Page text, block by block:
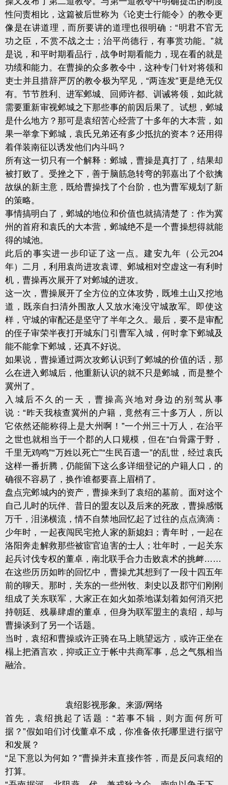
性问责相比，这篇被后世称为《论吏士行能令》的教令更
像是在讲道理，而所要讲的道理也很明确：“明君不官无
功之臣，不赏不战之士；治平尚德行，有事赏功能。”就
是说，和平时期看品行，战争时期看能力，现在看的就是
功绩和能力。在曹操的众多教令中，这种专门针对将领和
吏士并且措辞严厉的教令极为罕见，“两连发”更是绝无仅
有。节节胜利、进军邺城、回师许都、训诫将领，如此就
需要重新审视邺城之下那些事的前因后果了。试想，邺城
是什么地方？那可是袁绍苦心经营了十多年的大本营，如
果一举拿下邺城，袁氏兄弟还有多少抵抗的资本？还用得
着佯装南征以诱发他们内斗吗？
所有这一切只有一个解释：邺城，曹操是真打了，结果却
被打败了。受挫之下，善于脑筋急转弯的郭嘉出了个欲擒
故纵的新主意，既给曹操找了个台阶，也为曹军规划了新
的策略。
事情搞明白了，邺城的地位和价值也就搞清楚了：作为冀
州的首府和袁氏的大本营，邺城绝不是一个曹操想得就能
得的城池。
此后的事实进一步印证了这一点。建安九年（公元204
年）二月，利用袁尚进攻袁谭、邺城相对空虚这一有利时
机，曹操再次展开了对邺城的进攻。
这一次，曹操展开了全方位的立体攻势，既堆土山又挖地
道，既亲自扫清外围敌人又放水淹没守城敌军。即使这
样，守城的审配还是坚守了半年之久。最后，要不是审配
的侄子审荣半夜打开城东门引曹军入城，何时拿下邺城及
能不能拿下邺城，还真不好说。
如果说，曹操通过两次攻邺认识到了邺城的价值的话，那
么在进入邺城后，他重新认识的就不只是邺城，而是整个
冀州了。
入城后不久的一天，曹操高兴地对身边的别驾从事
说：“昨天我核查冀州的户籍，竟然有三十多万人，所以
它依然还能称得上是大州啊！”一个州三十万人，在治平
之世也就相当于一个郡的人口规模，但在“白骨露于野，
千里无鸡鸣”“万姓以死亡”“生民百遗一”的乱世，经过袁氏
这样一番折腾，仍能留下这么多详细登记的户籍人口，的
确很不容易了，换作谁都要喜上眉梢了。
盘点完邺城内的资产，曹操来到了袁绍的墓前。面对这个
自己儿时的玩伴、昔日的盟友以及后来的死敌，曹操感慨
万千，泪涕横流，情不自禁地回忆起了过往的点点滴滴：
少年时，一起夜闯民宅抢人家的新媳妇；青年时，一起在
洛阳奔走解救那些被宦官迫害的士人；壮年时，一起关东
起兵讨伐专权的董卓，南北联手合力击败袁术的挑衅……
在这些历历如昨的回忆中，曹操尤其想到了一段十四五年
前的聊天。那时，关东的一些州牧、刺史以及郡守们刚刚
组成了关东联军，大家正在如火如荼地谋划着如何消灭把
持朝廷、残暴肆虐的董卓，但身为联军盟主的袁绍，却与
曹操谈到了另一个话题。
当时，袁绍和曹操或许正骑在马上眺望远方，或许正坐在
榻上把酒言欢，抑或正立于帐中共商军事，总之气氛相当
融洽。
袁绍影视形象。来源/网络
首先，袁绍挑起了话题：“若事不辑，则方面何所可
据？”假如咱们讨伐董卓不成，你准备依托哪里进行据守
和发展？
“足下意以为何如？”曹操并未直接作答，而是反问袁绍的
打算。